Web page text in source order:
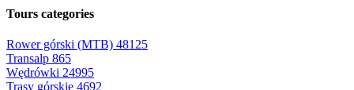
Tours categories
Rower górski (MTB) 48125
Transalp 865
Wędrówki 24995
Trasy górskie 4692